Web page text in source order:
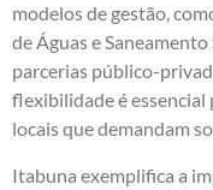
modelos de gestão,
de Águas e
parcerias público-
flexibilidade é essencial
locais que demandam
Itabuna exemplifica a